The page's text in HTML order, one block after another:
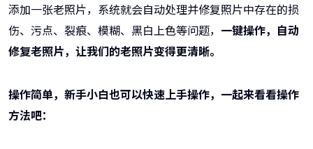
添加一张老照片，系统就会自动处理并修复照片中存在的损
伤、污点、裂痕、模糊、黑白上色等问题， 一键操作，自动
修复老照片，让我们的老照片变得更清晰。
操作简单，新手小白也可以快速上手操作，一起来看看操作
方法吧：